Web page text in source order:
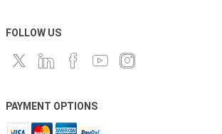
FOLLOW US
PAYMENT OPTIONS